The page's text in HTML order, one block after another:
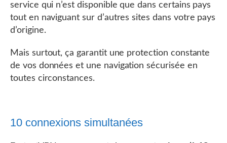
service qui n’est disponible que dans certains pays
tout en naviguant sur d’autres sites dans votre pays
d’origine.
Mais surtout, ça garantit une protection constante
de vos données et une navigation sécurisée en
toutes circonstances.
10 connexions simultanées